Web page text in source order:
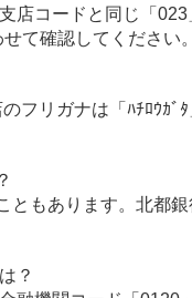
店コードと同じ「
て確認してください。
フリガナは「ﾊﾁﾛｳｶﾞ
ともあります。北都
？